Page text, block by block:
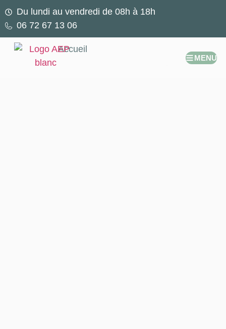
Du lundi au vendredi de 08h à 18h
06 72 67 13 06
MENU
Accueil
Mentions légales